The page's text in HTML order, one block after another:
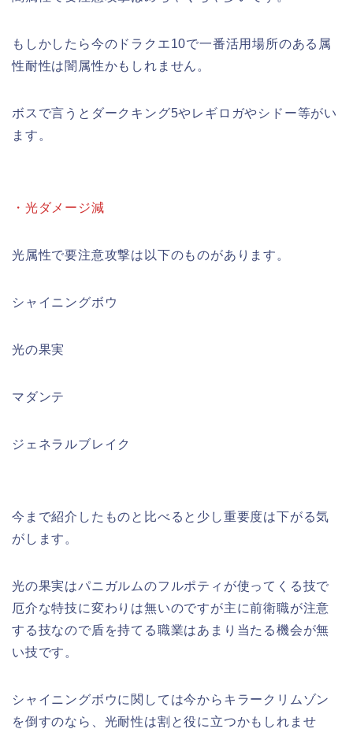
もしかしたら今のドラクエ10で一番活用場所のある属
性耐性は闇属性かもしれません。
ボスで言うとダークキング5やレギロガやシドー等がい
ます。
・光ダメージ減
光属性で要注意攻撃は以下のものがあります。
シャイニングボウ
光の果実
マダンテ
ジェネラルブレイク
今まで紹介したものと比べると少し重要度は下がる気
がします。
光の果実はパニガルムのフルポティが使ってくる技で
厄介な特技に変わりは無いのですが主に前衛職が注意
する技なので盾を持てる職業はあまり当たる機会が無
い技です。
シャイニングボウに関しては今からキラークリムゾン
を倒すのなら、光耐性は割と役に立つかもしれませ